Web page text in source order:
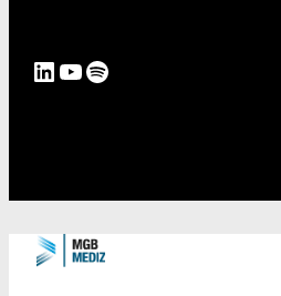
LinkedIn
YouTube
Spotify